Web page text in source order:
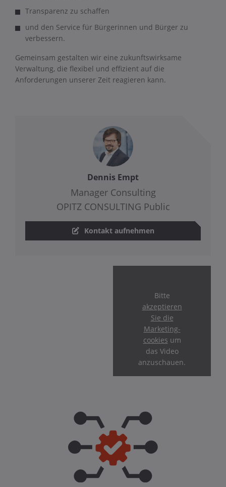
Transparenz zu schaffen
und den Service für Bürgerinnen und Bürger zu
verbessern.
Gemeinsam gestalten wir eine zukunftswirksame
Verwaltung, die flexibel und effizient auf die
Anforderungen unserer Zeit reagieren kann.
Dennis Empt
Manager Consulting
OPITZ CONSULTING Public
Kontakt aufnehmen
Bitte
akzeptieren
Sie die
Marketing-
cookies um
das Video
anzuschauen.